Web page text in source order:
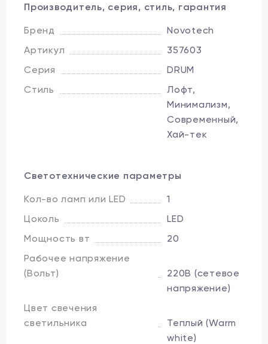
Производитель, серия, стиль, гарантия
Бренд
Novotech
Артикул
357603
Серия
DRUM
Стиль
Лофт,
Минимализм,
Современный,
Хай-тек
Светотехнические параметры
Кол-во ламп или LED
1
Цоколь
LED
Мощность вт
20
Рабочее напряжение
(Вольт)
220В (сетевое
напряжение)
Цвет свечения
светильника
Теплый (Warm
white)